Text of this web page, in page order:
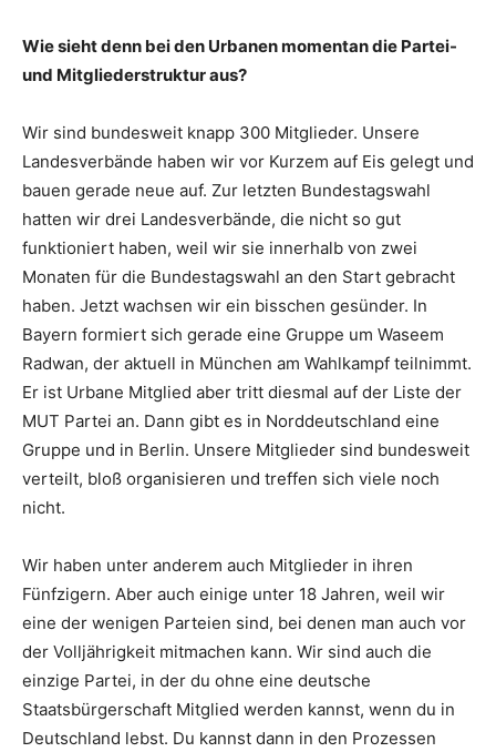
Wie sieht denn bei den Urbanen momentan die Partei-
und Mitgliederstruktur aus?
Wir sind bundesweit knapp 300 Mitglieder. Unsere
Landesverbände haben wir vor Kurzem auf Eis gelegt und
bauen gerade neue auf. Zur letzten Bundestagswahl
hatten wir drei Landesverbände, die nicht so gut
funktioniert haben, weil wir sie innerhalb von zwei
Monaten für die Bundestagswahl an den Start gebracht
haben. Jetzt wachsen wir ein bisschen gesünder. In
Bayern formiert sich gerade eine Gruppe um Waseem
Radwan, der aktuell in München am Wahlkampf teilnimmt.
Er ist Urbane Mitglied aber tritt diesmal auf der Liste der
MUT Partei an. Dann gibt es in Norddeutschland eine
Gruppe und in Berlin. Unsere Mitglieder sind bundesweit
verteilt, bloß organisieren und treffen sich viele noch
nicht.
Wir haben unter anderem auch Mitglieder in ihren
Fünfzigern. Aber auch einige unter 18 Jahren, weil wir
eine der wenigen Parteien sind, bei denen man auch vor
der Volljährigkeit mitmachen kann. Wir sind auch die
einzige Partei, in der du ohne eine deutsche
Staatsbürgerschaft Mitglied werden kannst, wenn du in
Deutschland lebst. Du kannst dann in den Prozessen